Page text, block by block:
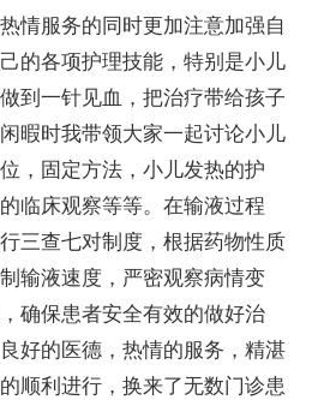
情服务的同时更加注意加强自
的各项护理技能，特别是小儿
到一针见血，把治疗带给孩子
暇时我带领大家一起讨论小儿
，固定方法，小儿发热的护
临床观察等等。在输液过程
三查七对制度，根据药物性质
输液速度，严密观察病情变
确保患者安全有效的做好治
好的医德，热情的服务，精湛
顺利进行，换来了无数门诊患